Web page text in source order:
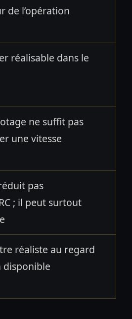
de l’opération
réalisable dans le
ne suffit pas
une vitesse
pas
; il peut surtout
réaliste au regard
disponible